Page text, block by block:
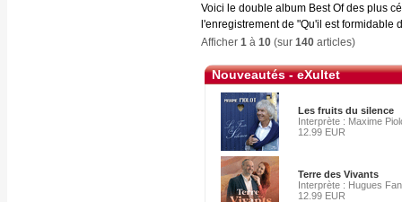
Voici le double album Best Of des plus
l'enregistrement de "Qu'il est formidable
Afficher 1 à 10 (sur 140 articles)
Nouveautés - eXultet
Les fruits du silence
Interprète : Maxime
12.99 EUR
Terre des Vivants
Interprète : Hugues
12.99 EUR